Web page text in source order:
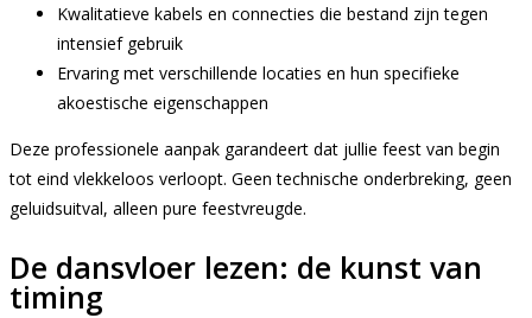
Kwalitatieve kabels en connecties die bestand zijn tegen
intensief gebruik
Ervaring met verschillende locaties en hun specifieke
akoestische eigenschappen
Deze professionele aanpak garandeert dat jullie feest van begin
tot eind vlekkeloos verloopt. Geen technische onderbreking, geen
geluidsuitval, alleen pure feestvreugde.
De dansvloer lezen: de kunst van
timing